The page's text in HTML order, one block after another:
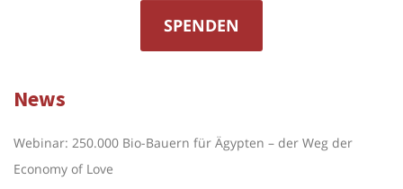
SPENDEN
News
Webinar: 250.000 Bio-Bauern für Ägypten – der Weg der
Economy of Love